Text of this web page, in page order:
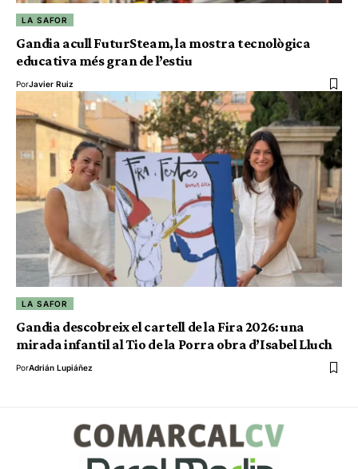
LA SAFOR
Gandia acull FuturSteam, la mostra tecnològica
educativa més gran de l’estiu
PorJavier Ruiz
LA SAFOR
Gandia descobreix el cartell de la Fira 2026: una
mirada infantil al Tio de la Porra obra d’Isabel Lluch
PorAdrián Lupiáñez